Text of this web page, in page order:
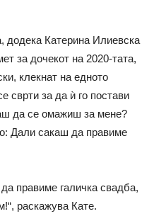
додека Катерина Илиевска
за дочекот на 2020-тата,
клекнат на едното
сврти за да ѝ го постави
да се омажиш за мене?
Дали сакаш да правиме
правиме галичка свадба,
раскажува Кате.